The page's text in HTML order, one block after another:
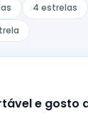
4 estrelas
e gosto